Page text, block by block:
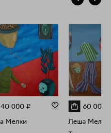
40 000 ₽
Мелки
60 000
Леша Мелки